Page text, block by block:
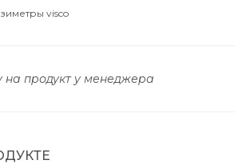
visco
на продукт у менеджера